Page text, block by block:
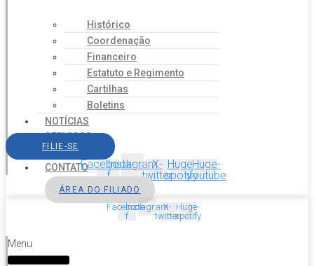
Histórico
Coordenação
Financeiro
Estatuto e Regimento
Cartilhas
Boletins
NOTÍCIAS
SERVIÇOS
AGENDA
CONTATO
FILIE-SE
Facebook-
f
InstagramX-
twitter
Huge-
spotify
Huge-
youtube
ÁREA DO FILIADO
Facebook-
f
InstagramX-
twitter
Huge-
spotify
Menu